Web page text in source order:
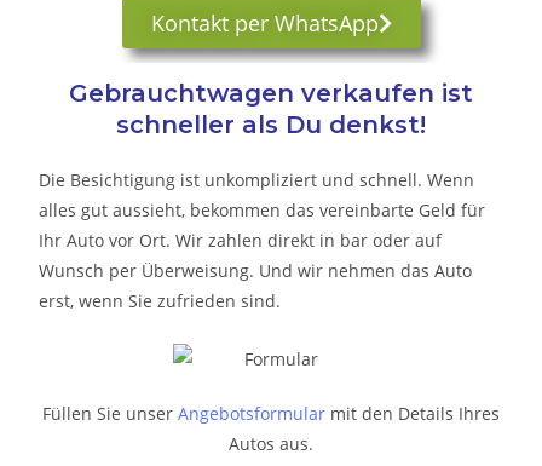
Kontakt per WhatsApp
Gebrauchtwagen verkaufen ist
schneller als Du denkst!
Die Besichtigung ist unkompliziert und schnell. Wenn
alles gut aussieht, bekommen das vereinbarte Geld für
Ihr Auto vor Ort. Wir zahlen direkt in bar oder auf
Wunsch per Überweisung. Und wir nehmen das Auto
erst, wenn Sie zufrieden sind.
Füllen Sie unser Angebotsformular mit den Details Ihres
Autos aus.